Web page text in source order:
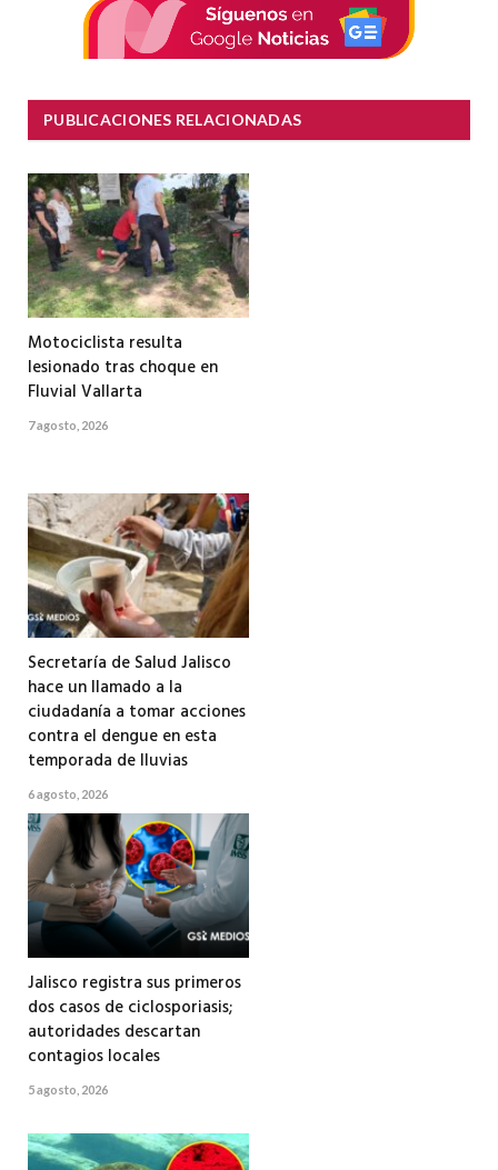
PUBLICACIONES RELACIONADAS
Motociclista resulta
lesionado tras choque en
Fluvial Vallarta
7 agosto, 2026
Secretaría de Salud Jalisco
hace un llamado a la
ciudadanía a tomar acciones
contra el dengue en esta
temporada de lluvias
6 agosto, 2026
Jalisco registra sus primeros
dos casos de ciclosporiasis;
autoridades descartan
contagios locales
5 agosto, 2026